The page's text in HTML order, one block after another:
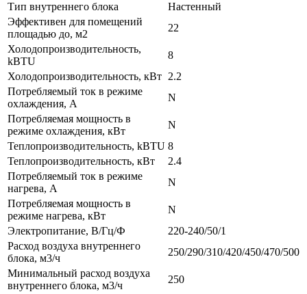
Тип внутреннего блока
Настенный
Эффективен для помещений
площадью до, м2
22
Холодопроизводительность,
kBTU
8
Холодопроизводительность, кВт 2.2
Потребляемый ток в режиме
охлаждения, A
N
Потребляемая мощность в
режиме охлаждения, кВт
N
Теплопроизводительность, kBTU 8
Теплопроизводительность, кВт
2.4
Потребляемый ток в режиме
нагрева, A
N
Потребляемая мощность в
режиме нагрева, кВт
N
Электропитание, В/Гц/Ф
220-240/50/1
Расход воздуха внутреннего
блока, м3/ч
250/290/310/420/450/470/500
Минимальный расход воздуха
внутреннего блока, м3/ч
250